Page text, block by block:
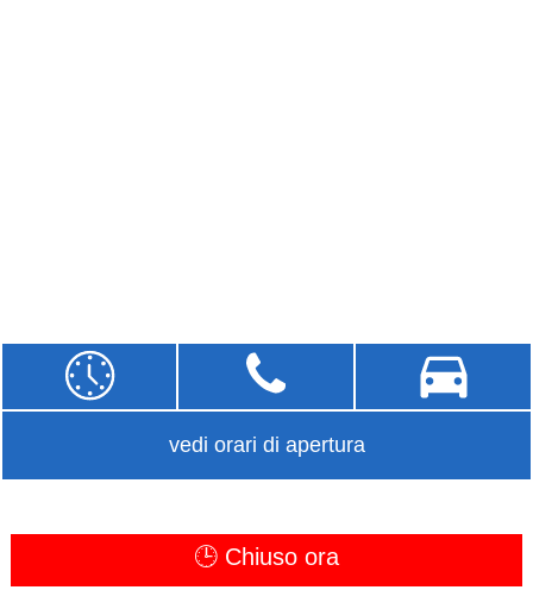
vedi orari di apertura
🕒 Chiuso ora